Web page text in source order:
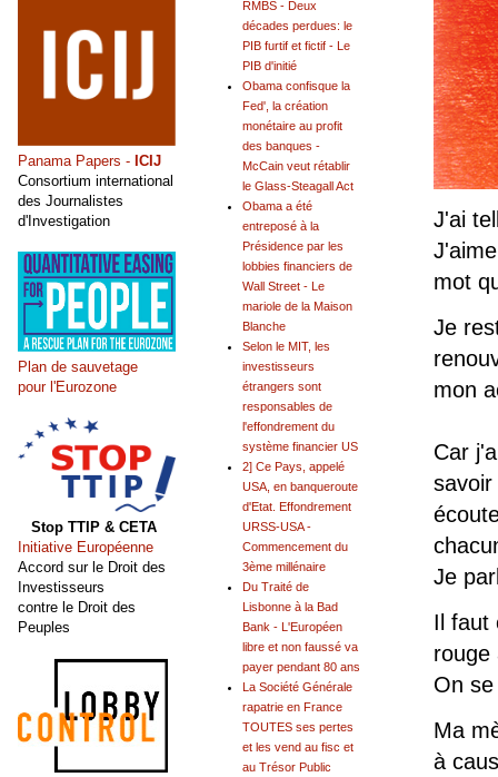
J'ai
mot
Je
mon
Car
Je
Il faut
rouge
On
Ma
à
RMBS - Deux
décades perdues: le
PIB furtif et fictif - Le
PIB d'initié
Obama confisque la
Fed', la création
monétaire au profit
des banques -
McCain veut rétablir
le Glass-Steagall Act
Obama a été
entreposé à la
Présidence par les
lobbies financiers de
Wall Street - Le
mariole de la Maison
Blanche
Selon le MIT, les
investisseurs
étrangers sont
responsables de
l'effondrement du
système financier US
2] Ce Pays, appelé
USA, en banqueroute
d'Etat. Effondrement
URSS-USA -
Commencement du
3ème millénaire
Du Traité de
Lisbonne à la Bad
Bank - L'Européen
libre et non faussé va
payer pendant 80 ans
La Société Générale
rapatrie en France
TOUTES ses pertes
et les vend au fisc et
au Trésor Public
Panama Papers - ICIJ
Consortium international
des Journalistes
d'Investigation
Plan de sauvetage
pour l'Eurozone
Stop TTIP & CETA
Initiative Européenne
Accord sur le Droit des
Investisseurs
contre le Droit des
Peuples